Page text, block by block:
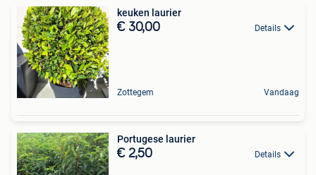
keuken laurier
€ 30,00 Details
Zottegem Vandaag
Portugese laurier
€ 2,50 Details